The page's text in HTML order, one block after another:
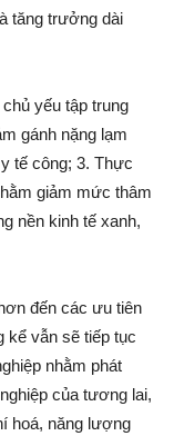
tăng trưởng dài
yếu tập trung
gánh nặng lạm
tế công; 3. Thực
giảm mức thâm
nền kinh tế xanh,
đến các ưu tiên
kể vẫn sẽ tiếp tục
nhằm phát
của tương lai,
hoá, năng lượng